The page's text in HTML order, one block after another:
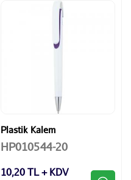
Plastik Kalem
HP010544-20
10,20 TL + KDV